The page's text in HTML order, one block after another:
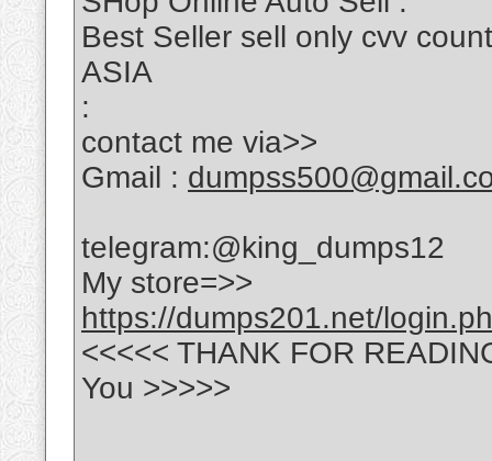
Best Seller sell only cvv
ASIA
:
contact me via>>
Gmail :
telegram:@king_dumps12
My store=>>
https://dumps201.net/
<<<<< THANK FOR
You >>>>>